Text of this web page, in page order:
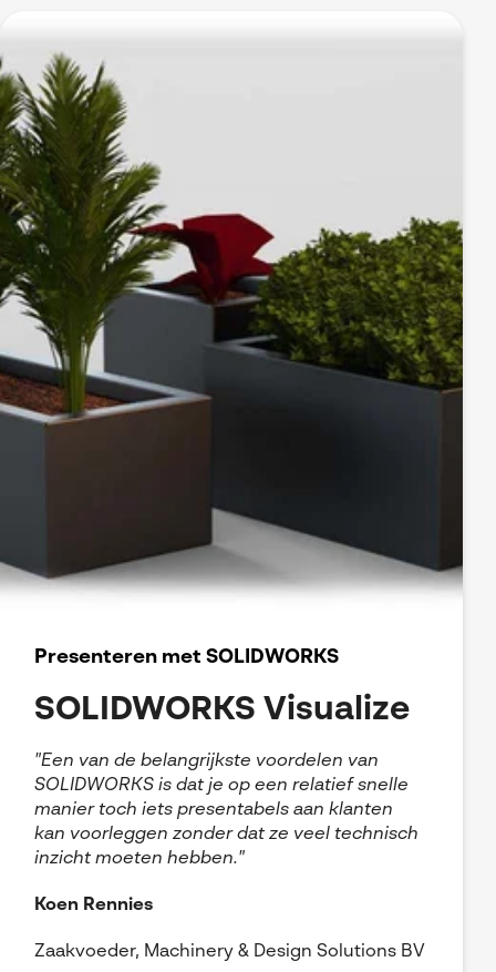
Presenteren met SOLIDWORKS
SOLIDWORKS Visualize
"Een van de belangrijkste voordelen van
SOLIDWORKS is dat je op een relatief snelle
manier toch iets presentabels aan klanten
kan voorleggen zonder dat ze veel technisch
inzicht moeten hebben."
Koen Rennies
Zaakvoeder, Machinery & Design Solutions BV